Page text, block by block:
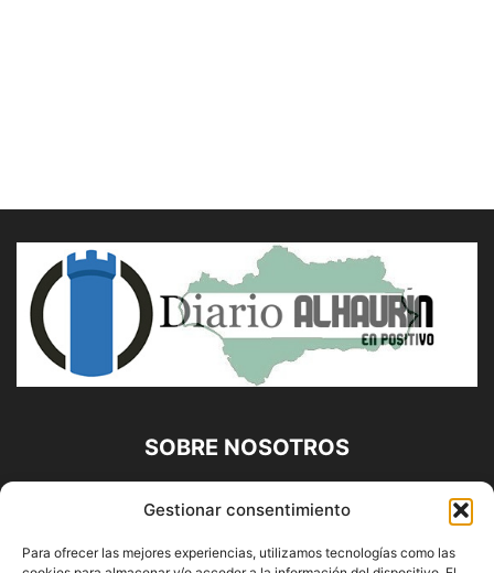
Gestionar consentimiento
Para ofrecer las mejores experiencias, utilizamos tecnologías como las
SOBRE NOSOTROS
Diario Alhaurín (www.alhaurindelatorre.com) Propiedad de
Francisco E. López López | 639 95 71 95 | Noticias de
Alhaurín de la Torre, Málaga y Provincia|